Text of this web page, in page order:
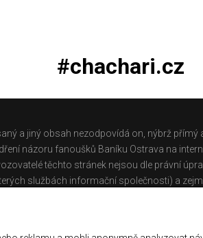
#chachari.cz
a jiný obsah nezodpovídá on, nýbrž
názoru fanoušků Baníku Ostrava na
těchto stránek nejsou dle právní
službách informační společnosti) a